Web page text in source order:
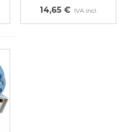
14,65 € IVA incl.